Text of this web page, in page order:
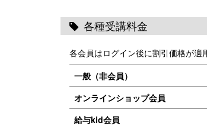
各種受講料金
各会員はログイン後に割引価格が適
一般（非会員）
オンラインショップ会員
給与kid会員